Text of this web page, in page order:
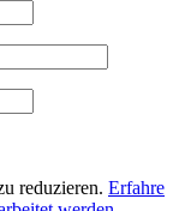
reduzieren. Erfahre